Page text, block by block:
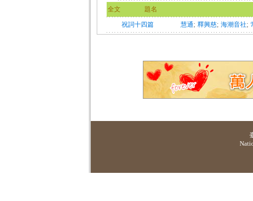
全文 題名
祝詞十四篇 慧通; 釋興慈; 海潮音社;